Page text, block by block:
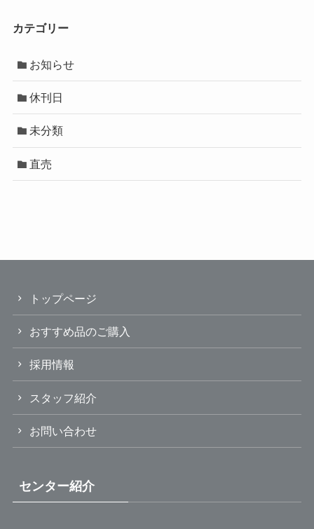
カテゴリー
お知らせ
休刊日
未分類
直売
トップページ
おすすめ品のご購入
採用情報
スタッフ紹介
お問い合わせ
センター紹介